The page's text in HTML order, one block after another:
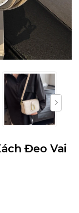
Đeo Vai